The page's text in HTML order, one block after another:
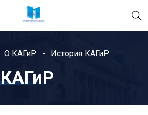
О КАГиР История КАГиР